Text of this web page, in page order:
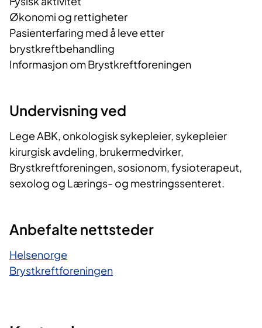
Økonomi og rettigheter
Pasienterfaring med å leve etter
brystkreftbehandling
Informasjon om Brystkreftforeningen
Undervisning ved
Lege ABK, onkologisk sykepleier, sykepleier
kirurgisk avdeling, brukermedvirker,
Brystkreftforeningen, sosionom, fysioterapeut,
sexolog og Lærings- og mestringssenteret.
Anbefalte nettsteder
Helsenorge
Brystkreftforeningen